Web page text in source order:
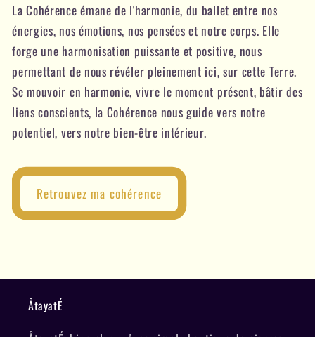
La Cohérence émane de l'harmonie, du ballet entre nos
énergies, nos émotions, nos pensées et notre corps. Elle
forge une harmonisation puissante et positive, nous
permettant de nous révéler pleinement ici, sur cette Terre.
Se mouvoir en harmonie, vivre le moment présent, bâtir des
liens conscients, la Cohérence nous guide vers notre
potentiel, vers notre bien-être intérieur.
Retrouvez ma cohérence
ÅtayatÉ